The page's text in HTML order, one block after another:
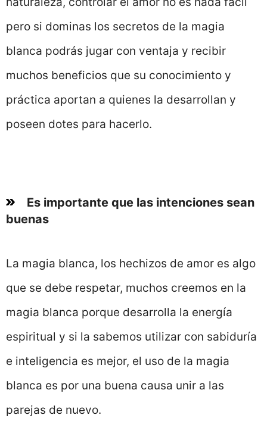
pero si dominas los secretos de la magia
blanca podrás jugar con ventaja y recibir
muchos beneficios que su conocimiento y
práctica aportan a quienes la desarrollan y
poseen dotes para hacerlo.
Es importante que las intenciones sean
buenas
La magia blanca, los hechizos de amor es algo
que se debe respetar, muchos creemos en la
magia blanca porque desarrolla la energía
espiritual y si la sabemos utilizar con sabiduría
e inteligencia es mejor, el uso de la magia
blanca es por una buena causa unir a las
parejas de nuevo.